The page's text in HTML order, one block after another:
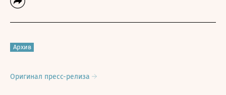
Архив
Оригинал пресс-релиза